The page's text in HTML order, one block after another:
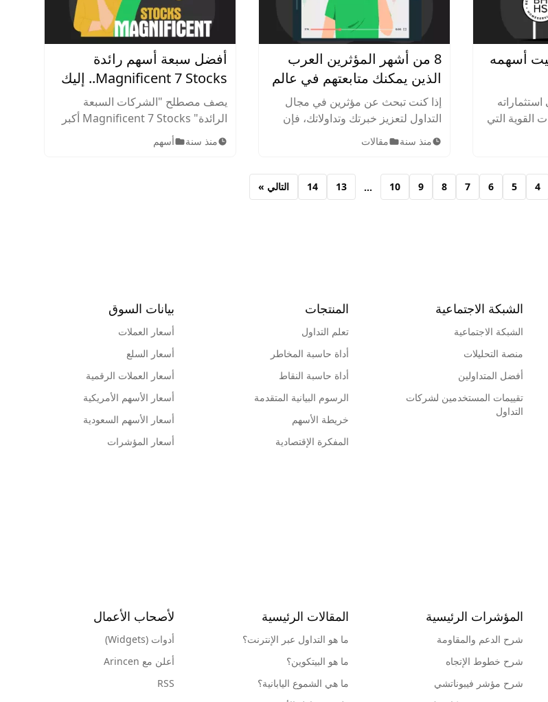
أسهمه
التي
على
التي
8 من أشهر المؤثرين العرب
الذين يمكنك متابعتهم في عالم
التداول
إذا كنت تبحث عن مؤثرين في مجال
التداول لتعزيز خبرتك وتداولاتك، فإن
قائمة مؤثرينا هي ما تحتاجه. تعرف على
منذ سنة مقالات
أفضل سبعة أسهم رائدة
Magnificent 7 Stocks.. إليك
كل ما تحتاج معرفته
يصف مصطلح "الشركات السبعة
الرائدة" Magnificent 7 Stocks أكبر
سبع شركات تركز على التكنولوجيا
والتي قادت عائدات السوق في
منذ سنة أسهم
4
5
6
7
8
9
10
...
13
14 التالي »
الشبكة الاجتماعية
الشبكة الاجتماعية
منصة التحليلات
أفضل المتداولين
تقييمات المستخدمين لشركات
التداول
المنتجات
تعلم التداول
أداة حاسبة المخاطر
أداة حاسبة النقاط
الرسوم البيانية المتقدمة
خريطة الأسهم
المفكرة الإقتصادية
بيانات السوق
أسعار العملات
أسعار السلع
أسعار العملات الرقمية
أسعار الأسهم الأمريكية
أسعار الأسهم السعودية
أسعار المؤشرات
المؤشرات الرئيسية
شرح الدعم والمقاومة
شرح خطوط الإتجاه
شرح مؤشر فيبوناتشي
المقالات الرئيسية
ما هو التداول عبر الإنترنت؟
ما هو البيتكوين؟
ما هي الشموع اليابانية؟
لأصحاب الأعمال
أدوات (Widgets)
أعلن مع Arincen
RSS